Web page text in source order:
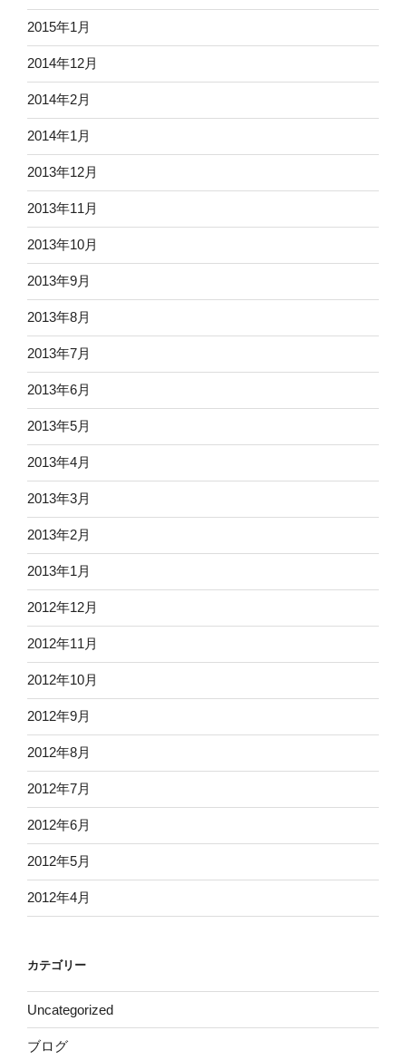
2015年1月
2014年12月
2014年2月
2014年1月
2013年12月
2013年11月
2013年10月
2013年9月
2013年8月
2013年7月
2013年6月
2013年5月
2013年4月
2013年3月
2013年2月
2013年1月
2012年12月
2012年11月
2012年10月
2012年9月
2012年8月
2012年7月
2012年6月
2012年5月
2012年4月
カテゴリー
Uncategorized
ブログ